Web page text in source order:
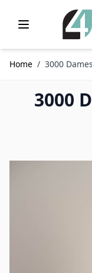
Ga naar de inhoud
Home / 3000
3000